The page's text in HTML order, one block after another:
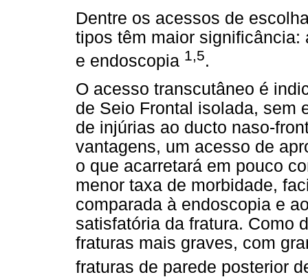
Dentre os acessos de
tipos têm maior
e endoscopia 1,5.
O acesso transcutâneo é
de Seio Frontal isolada, sem
de injúrias ao ducto naso-
vantagens, um acesso de
o que acarretará em pouco
menor taxa de morbidade,
comparada à endoscopia e
satisfatória da fratura. Como
fraturas mais graves, com
fraturas de parede posterior